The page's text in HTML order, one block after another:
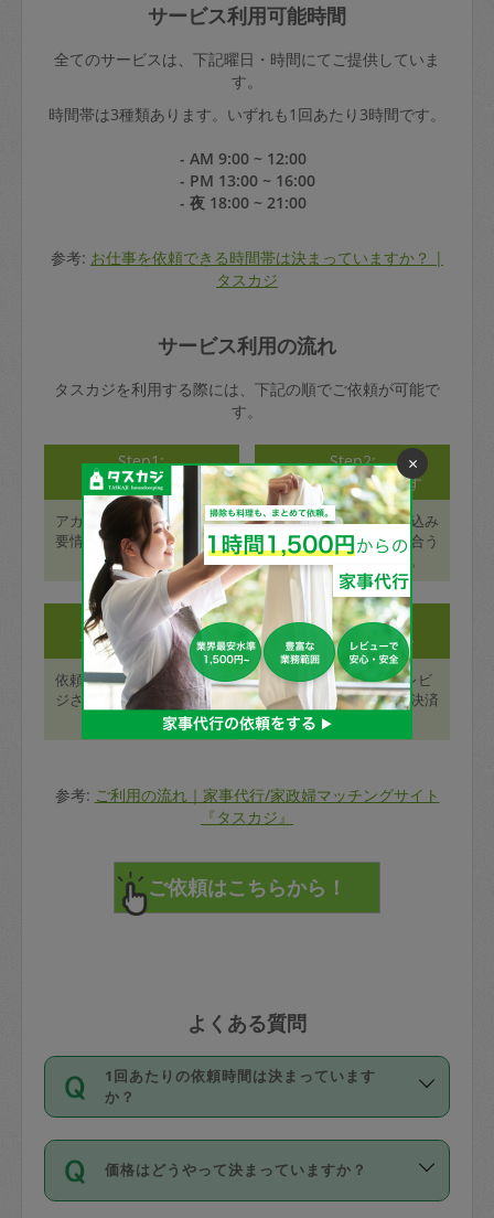
サービス利用可能時間
全てのサービスは、下記曜日・時間にてご提供していま
す。
時間帯は3種類あります。いずれも1回あたり3時間です。
- AM 9:00 ~ 12:00
- PM 13:00 ~ 16:00
- 夜 18:00 ~ 21:00
参考: お仕事を依頼できる時間帯は決まっていますか？ |
タスカジ
サービス利用の流れ
タスカジを利用する際には、下記の順でご依頼が可能で
す。
Step1:
アカウント登録
アカウント登録ページに必
要情報を入力し、メール認
証を行う。
Step2:
タスカジさんを探す
最寄り駅や日付で絞り込み
検索を行い、ニーズに合う
タスカジさんを探す。
Step3:
サービスを受ける
依頼予約した日時にタスカ
ジさんを迎え入れ、サービ
スを受ける。
Step4:
支払いとレビュー
終了後48時間以内にレビ
ューを登録し、カード決済
が行われます。
参考: ご利用の流れ｜家事代行/家政婦マッチングサイト
『タスカジ』
よくある質問
1回あたりの依頼時間は決まっています
か？
依頼1回につき3時間固定です。3時間を
超えて依頼したい場合は、延長機能をご
利用ください。機能をご利用いただくに
価格はどうやって決まっていますか？
×